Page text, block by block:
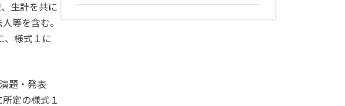
生計を共に
等を含む。
、様式１に
題・発表
定の様式１